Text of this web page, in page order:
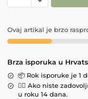
Ovaj artikal je brzo
Brza isporuka u
📦 Rok isporuke je 1
💁‍♀️ Ako niste
u roku 14 dana.